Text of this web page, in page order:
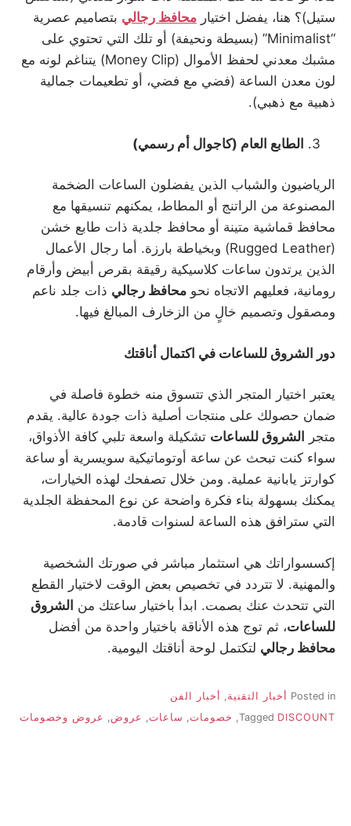
ستيل)؟ هنا، يفضل اختيار محافظ رجالي بتصاميم عصرية
“Minimalist” (بسيطة ونحيفة) أو تلك التي تحتوي على
مشبك معدني لحفظ الأموال (Money Clip) يتناغم لونه مع
لون معدن الساعة (فضي مع فضي، أو تطعيمات جمالية
ذهبية مع ذهبي).
الطابع العام (كاجوال أم رسمي)
الرياضيون والشباب الذين يفضلون الساعات الضخمة
المصنوعة من الراتنج أو المطاط، يمكنهم تنسيقها مع
محافظ قماشية متينة أو محافظ جلدية ذات طابع خشن
(Rugged Leather) وبخياطة بارزة. أما رجال الأعمال
الذين يرتدون ساعات كلاسيكية رقيقة بقرص أبيض وأرقام
رومانية، فعليهم الاتجاه نحو محافظ رجالي ذات جلد ناعم
ومصقول وتصميم خالٍ من الزخارف المبالغ فيها.
دور الشروق للساعات في اكتمال أناقتك
يعتبر اختيار المتجر الذي تتسوق منه خطوة فاصلة في
ضمان حصولك على منتجات أصلية ذات جودة عالية. يقدم
متجر
الشروق للساعات تشكيلة واسعة تلبي كافة الأذواق،
سواء كنت تبحث عن ساعة أوتوماتيكية سويسرية أو ساعة
كوارتز يابانية عملية. ومن خلال تصفحك لهذه الخيارات،
يمكنك بسهولة بناء فكرة واضحة عن نوع المحفظة الجلدية
التي سترافق هذه الساعة لسنوات قادمة.
إكسسواراتك هي استثمار مباشر في صورتك الشخصية
والمهنية. لا تتردد في تخصيص بعض الوقت لاختيار القطع
التي تتحدث عنك بصمت. ابدأ باختيار ساعتك من الشروق
للساعات، ثم توج هذه الأناقة باختيار واحدة من أفضل
محافظ رجالي لتكتمل لوحة أناقتك اليومية.
Posted in أخبار التقنية, أخبار الفن
Tagged DISCOUNT خصومات ساعات عروض عروض وخصومات